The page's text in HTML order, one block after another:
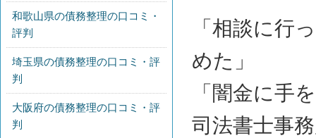
「相談に行
めた」
「闇金に手
司法書士事
和歌山県の債務整理の口コミ・
評判
埼玉県の債務整理の口コミ・評
判
大阪府の債務整理の口コミ・評
判